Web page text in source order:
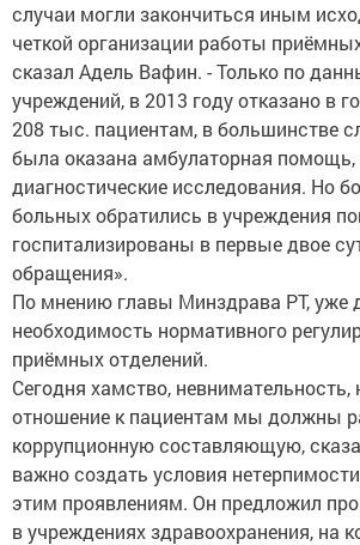
случаи могли закончиться иным
четкой организации работы
сказал Адель Вафин. - Только по
учреждений, в 2013 году отказано в
208 тыс. пациентам, в большинстве
была оказана амбулаторная
диагностические исследования. Но
больных обратились в учреждения
госпитализированы в первые двое
обращения».
По мнению главы Минздрава РТ, уже
необходимость нормативного
приёмных отделений.
Сегодня хамство, невнимательность,
отношение к пациентам мы должны
коррупционную составляющую,
важно создать условия
этим проявлениям. Он предложил
в учреждениях здравоохранения, на